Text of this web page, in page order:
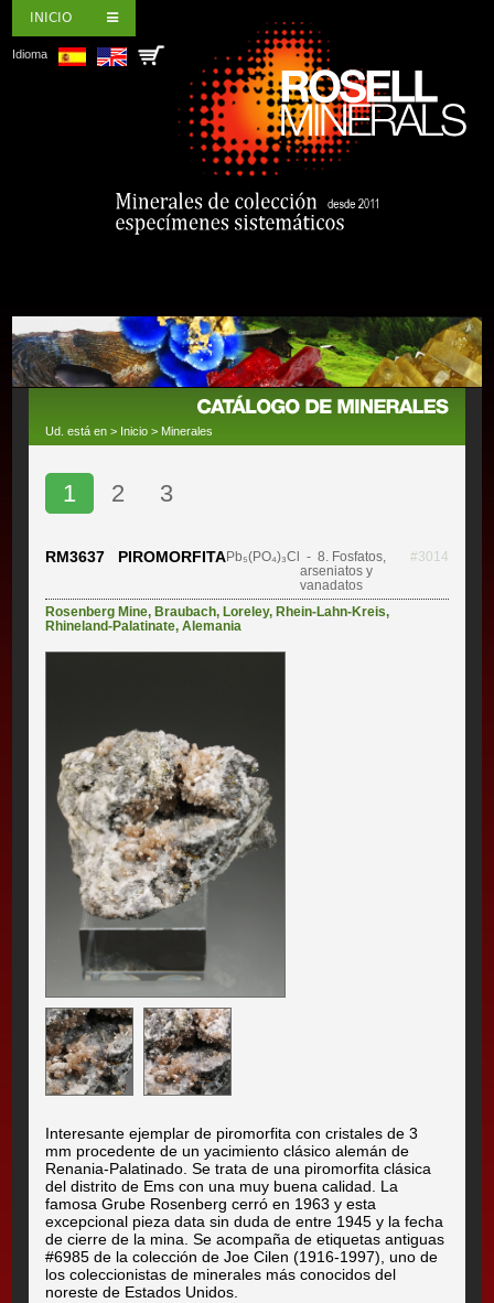
INICIO
Idioma
Ud. está en > Inicio > Minerales
1 2 3
RM3637 PIROMORFITAPb₅(PO₄)₃Cl
- 8. Fosfatos,
arseniatos y
vanadatos
#3014
Rosenberg Mine, Braubach, Loreley, Rhein-Lahn-Kreis,
Rhineland-Palatinate,Alemania
Interesante ejemplar de piromorfita con cristales de 3
mm procedente de un yacimiento clásico alemán de
Renania-Palatinado. Se trata de una piromorfita clásica
del distrito de Ems con una muy buena calidad. La
famosa Grube Rosenberg cerró en 1963 y esta
excepcional pieza data sin duda de entre 1945 y la fecha
de cierre de la mina. Se acompaña de etiquetas antiguas
#6985 de la colección de Joe Cilen (1916-1997), uno de
los coleccionistas de minerales más conocidos del
noreste de Estados Unidos.